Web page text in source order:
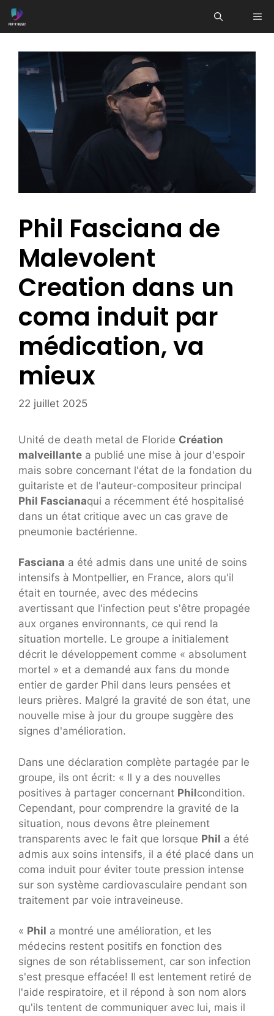
Aller
au
Phil Fasciana de
Malevolent
Creation dans un
coma induit par
médication, va
mieux
22 juillet 2025
Unité de death metal de Floride Création
malveillante a publié une mise à jour d'espoir
mais sobre concernant l'état de la fondation du
guitariste et de l'auteur-compositeur principal
Phil Fascianaqui a récemment été hospitalisé
dans un état critique avec un cas grave de
pneumonie bactérienne.
Fasciana a été admis dans une unité de soins
intensifs à Montpellier, en France, alors qu'il
était en tournée, avec des médecins
avertissant que l'infection peut s'être propagée
aux organes environnants, ce qui rend la
situation mortelle. Le groupe a initialement
décrit le développement comme « absolument
mortel » et a demandé aux fans du monde
entier de garder Phil dans leurs pensées et
leurs prières. Malgré la gravité de son état, une
nouvelle mise à jour du groupe suggère des
signes d'amélioration.
Dans une déclaration complète partagée par le
groupe, ils ont écrit: « Il y a des nouvelles
positives à partager concernant Philcondition.
Cependant, pour comprendre la gravité de la
situation, nous devons être pleinement
transparents avec le fait que lorsque Phil a été
admis aux soins intensifs, il a été placé dans un
coma induit pour éviter toute pression intense
sur son système cardiovasculaire pendant son
traitement par voie intraveineuse.
« Phil a montré une amélioration, et les
médecins restent positifs en fonction des
signes de son rétablissement, car son infection
s'est presque effacée! Il est lentement retiré de
l'aide respiratoire, et il répond à son nom alors
qu'ils tentent de communiquer avec lui, mais il